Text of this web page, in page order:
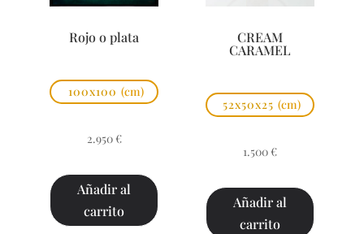
Rojo o plata
100x100 (cm)
2.950 €
Añadir al
carrito
CREAM
CARAMEL
52x50x25 (cm)
1.500 €
Añadir al
carrito